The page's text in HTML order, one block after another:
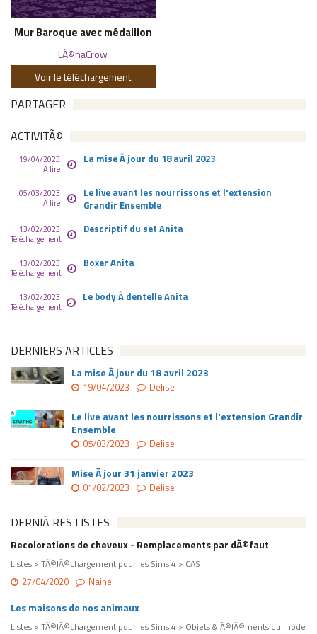
u
s
3
3
o
s
u
f
c
e
r
s
l
s
6
1
•
C
r
e
d
i
Mur Baroque avec médaillon
LÃ©naCrow
Voir le téléchargement
PARTAGER
ACTIVITÃ©
19/04/2023
A lire
La mise Ã jour du 18 avril 2023
05/03/2023
A lire
Le live avant les nourrissons et l'extension
Grandir Ensemble
13/02/2023
Téléchargement
Descriptif du set Anita
13/02/2023
Téléchargement
Boxer Anita
13/02/2023
Téléchargement
Le body Ã dentelle Anita
DERNIERS ARTICLES
La mise Ã jour du 18 avril 2023
19/04/2023 Delise
Le live avant les nourrissons et l'extension Grandir
Ensemble
05/03/2023 Delise
Mise Ã jour 31 janvier 2023
01/02/2023 Delise
DERNIÃ¨RES LISTES
Recolorations de cheveux - Remplacements par dÃ©faut
Listes > TÃ©lÃ©chargement pour les Sims 4 > CAS
27/04/2020 Naine
Les maisons de nos animaux
Listes > TÃ©lÃ©chargement pour les Sims 4 > Objets & Ã©lÃ©ments du mode